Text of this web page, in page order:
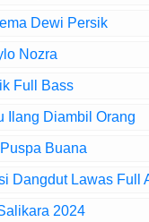
Dewi Persik
Nozra
Full Bass
Ilang Diambil Orang
Buana
Dangdut Lawas Full
2024